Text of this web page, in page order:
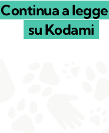
Continua a
su Kodami